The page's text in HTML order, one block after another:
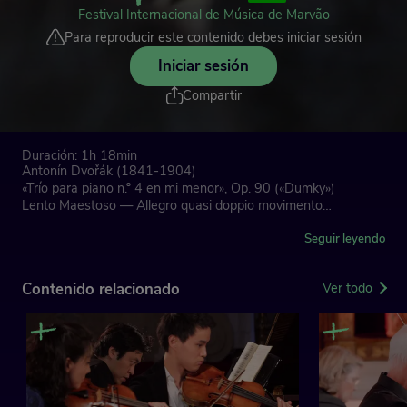
Dvořák
Festival Internacional de Música de Marvão
Para reproducir este contenido debes iniciar sesión
Iniciar sesión
Compartir
Duración: 1h 18min
Antonín Dvořák (1841-1904)
«Trío para piano n.º 4 en mi menor», Op. 90 («Dumky»)
Lento Maestoso — Allegro quasi doppio movimento
Allegro — Meno mosso quasi tempo primo
Lento Maestoso — Vivace quasi doppio movimento
Felix Mendelssohn-Bartholdy (1809-47)
Duetos:
«Gruß», op. 63/3
«Abschiedslied der Zugvögel», Op. 63/2
Seguir leyendo
Contenido relacionado Ver todo